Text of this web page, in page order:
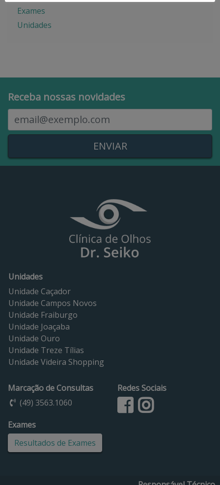
Exames
Unidades
Receba nossas novidades
Unidades
Unidade Caçador
Unidade Campos Novos
Unidade Fraiburgo
Unidade Joaçaba
Unidade Ouro
Unidade Treze Tílias
Unidade Videira Shopping
Marcação de Consultas
(49) 3563.1060
Exames
Resultados de Exames
Redes Sociais